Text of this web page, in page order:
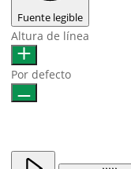
Fuente legible
Altura de línea
Por defecto